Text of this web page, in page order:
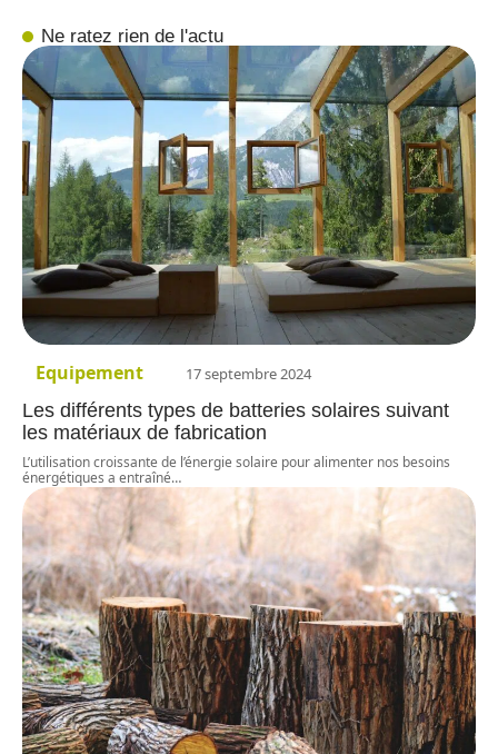
Ne ratez rien de l'actu
Equipement 17 septembre 2024
Les différents types de batteries solaires suivant
les matériaux de fabrication
L’utilisation croissante de l’énergie solaire pour alimenter nos besoins
énergétiques a entraîné…